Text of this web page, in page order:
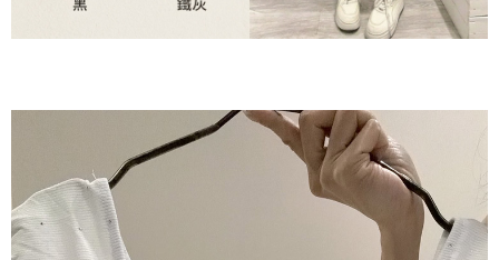
４．使用「AFTEE先享後付」時，將依據個別帳號之用戶狀況，依本公司即
恩沛科技股份有限公司將有權停止該用戶之使用額度並採取法律行動。
每筆NT$120，滿NT$2,000(含以上)免運費